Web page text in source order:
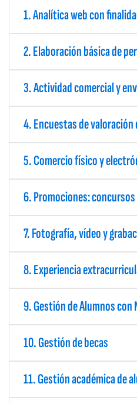
1. Analítica web con
2. Elaboración básica de
3. Actividad comercial y
4. Encuestas de
5. Comercio físico y
6. Promociones:
7. Fotografía, vídeo y
8. Experiencia
9. Gestión de Alumnos con
10. Gestión de becas
11. Gestión académica de